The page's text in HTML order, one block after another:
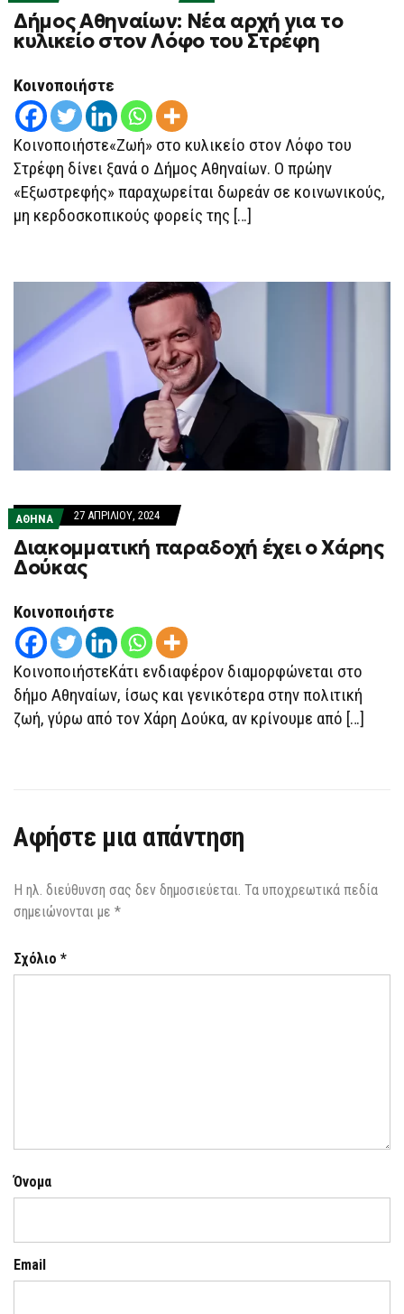
ON
ΔΉΜΟΣ
ΑΘΗΝΑΊΩΝ:
ΝΈΑ
ΤΟΥ
ΣΤΡΈΦΗ
Δήμος Αθηναίων: Νέα αρχή για το
κυλικείο στον Λόφο του Στρέφη
Κοινοποιήστε
Κοινοποιήστε«Ζωή» στο κυλικείο στον Λόφο του
Στρέφη δίνει ξανά ο Δήμος Αθηναίων. Ο πρώην
«Εξωστρεφής» παραχωρείται δωρεάν σε κοινωνικούς,
μη κερδοσκοπικούς φορείς της […]
ΑΘΗΝΑ 27 ΑΠΡΙΛΊΟΥ, 2024
Διακομματική παραδοχή έχει ο Χάρης
Δούκας
Κοινοποιήστε
ΚοινοποιήστεΚάτι ενδιαφέρον διαμορφώνεται στο
δήμο Αθηναίων, ίσως και γενικότερα στην πολιτική
ζωή, γύρω από τον Χάρη Δούκα, αν κρίνουμε από […]
Αφήστε μια απάντηση
Η ηλ. διεύθυνση σας δεν δημοσιεύεται. Τα υποχρεωτικά πεδία
σημειώνονται με *
Σχόλιο *
Όνομα
Email